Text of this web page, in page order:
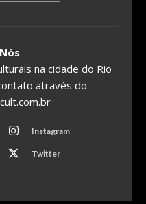
na cidade do Rio
através do
Instagram
Twitter